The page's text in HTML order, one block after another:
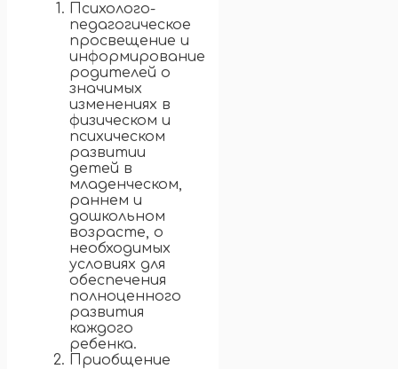
Психолого-
педагогическое
просвещение и
информирование
родителей о
значимых
изменениях в
физическом и
психическом
развитии
детей в
младенческом,
раннем и
дошкольном
возрасте, о
необходимых
условиях для
обеспечения
полноценного
развития
каждого
ребенка.
Приобщение